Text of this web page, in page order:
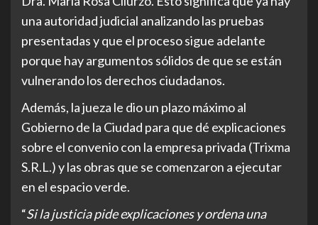
una autoridad judicial analizando las pruebas
presentadas y que el proceso sigue adelante
porque hay argumentos sólidos de que se están
vulnerando los derechos ciudadanos.
Además, la jueza le dio un plazo máximo al
Gobierno de la Ciudad para que dé explicaciones
sobre el convenio con la empresa privada (Trixma
S.R.L.) y las obras que se comenzaron a ejecutar
en el espacio verde.
“Si la justicia pide explicaciones y ordena una